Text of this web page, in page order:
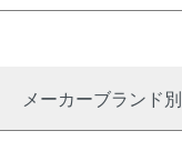
メーカーブランド別